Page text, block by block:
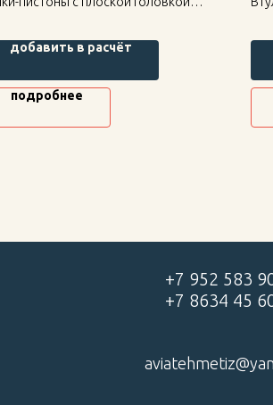
для строительных
высокая прочность и
добавить в расчёт
подробнее
+7 952 583
+7 8634 45